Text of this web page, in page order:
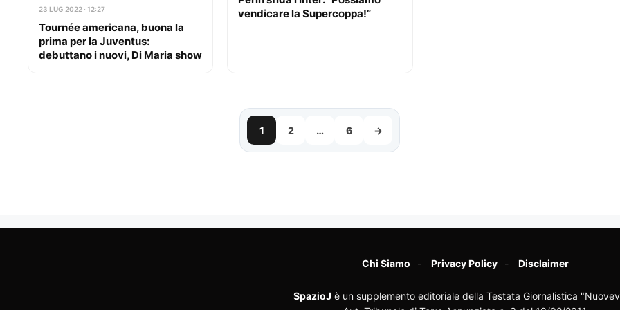
23 LUG 2022 · 12:27
Tournée americana, buona la
prima per la Juventus:
debuttano i nuovi, Di Maria show
vendicare la Supercoppa!”
1 2 … 6 →
Chi Siamo Privacy Policy Disclaimer
SpazioJ è un supplemento editoriale della Testata Giornalistica